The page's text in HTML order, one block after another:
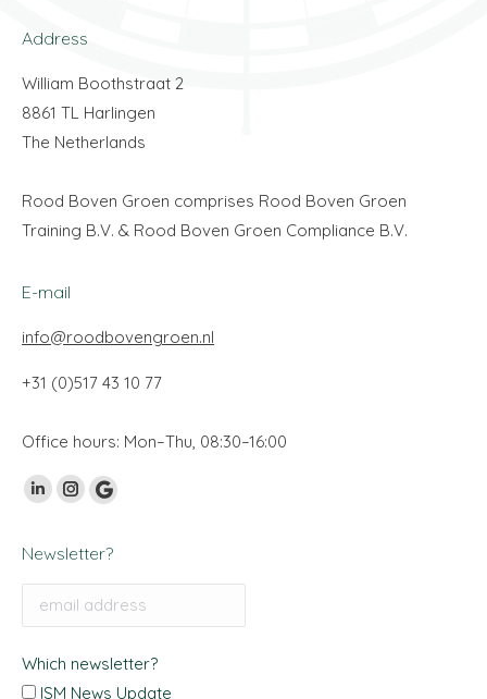
Address
William Boothstraat 2
8861 TL Harlingen
The Netherlands
Rood Boven Groen comprises Rood Boven Groen
Training B.V. & Rood Boven Groen Compliance B.V.
E-mail
info@roodbovengroen.nl
+31 (0)517 43 10 77
Office hours: Mon–Thu, 08:30–16:00
Vind ons op:
Linkedin
opens
in
new
Instagram
opens
in
new
Google
Business
page
opens
new
Newsletter?
Which newsletter?
ISM News Update